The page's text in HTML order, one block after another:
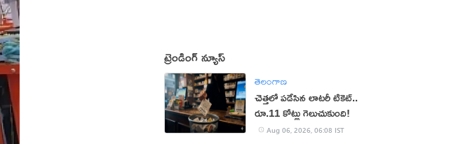
ట్రెండింగ్ న్యూస్
తెలంగాణ
చెత్తలో పడేసిన లాటరీ టికెట్..
రూ.11 కోట్లు గెలుచుకుంది!
Aug 06, 2026, 06:08 IST